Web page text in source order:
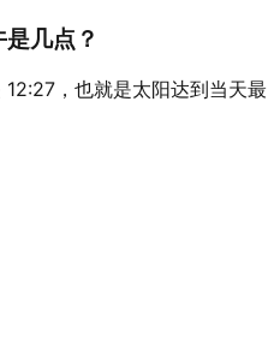
几点？
，也就是太阳达到当天最